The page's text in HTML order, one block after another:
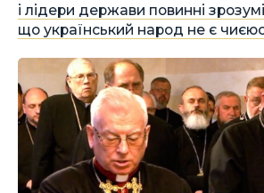
і лідери держави повинні
що український народ не є